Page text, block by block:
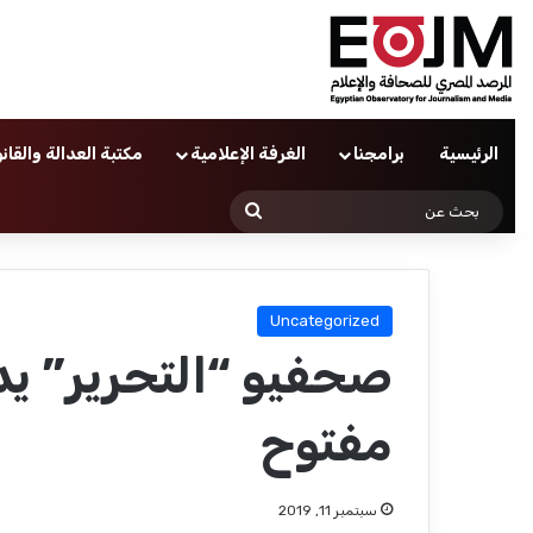
الرئيسية برامجنا الغرفة الإعلامية مكتبة العدالة
Uncategorized
صحفيو “التحرير”
مفتوح
سبتمبر 11, 2019